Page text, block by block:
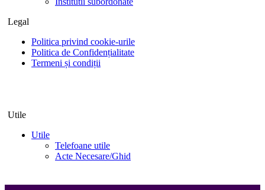
Legal
Politica privind cookie-urile
Politica de Confidențialitate
Termeni și condiții
Utile
Utile
Telefoane utile
Acte Necesare/Ghid